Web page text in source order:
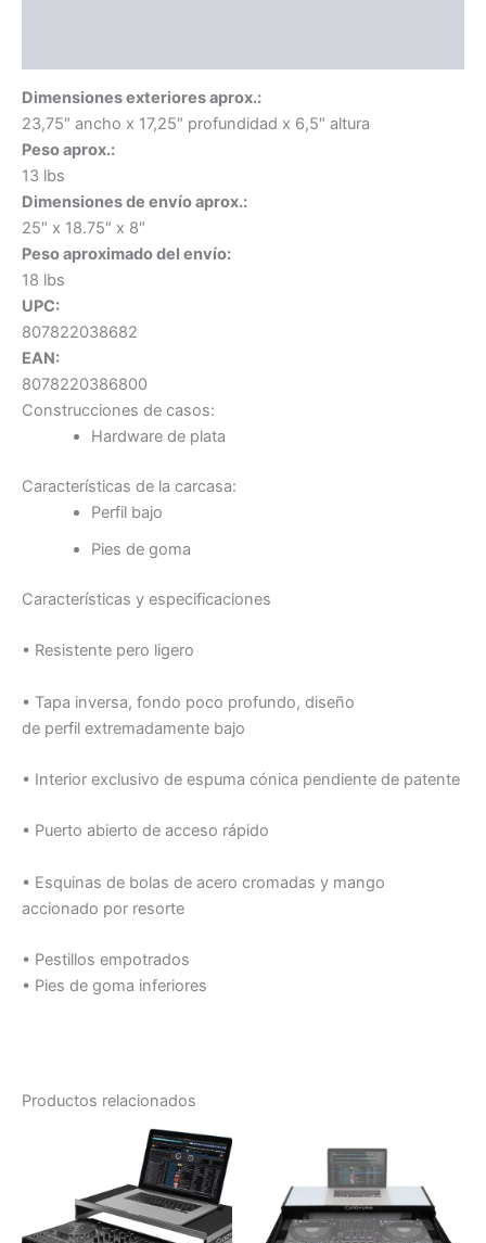
Dimensiones exteriores aprox.:
23,75″ ancho x 17,25″ profundidad x 6,5″ altura
Peso aprox.:
13 lbs
Dimensiones de envío aprox.:
25″ x 18.75″ x 8″
Peso aproximado del envío:
18 lbs
UPC:
807822038682
EAN:
8078220386800
Construcciones de casos:
Hardware de plata
Características de la carcasa:
Perfil bajo
Pies de goma
Características y especificaciones
• Resistente pero ligero
• Tapa inversa, fondo poco profundo, diseño
de perfil extremadamente bajo
• Interior exclusivo de espuma cónica pendiente de patente
• Puerto abierto de acceso rápido
• Esquinas de bolas de acero cromadas y mango
accionado por resorte
• Pestillos empotrados
• Pies de goma inferiores
Productos relacionados